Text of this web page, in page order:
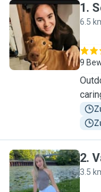
S
1.
6.5
9
V
2.
3.5